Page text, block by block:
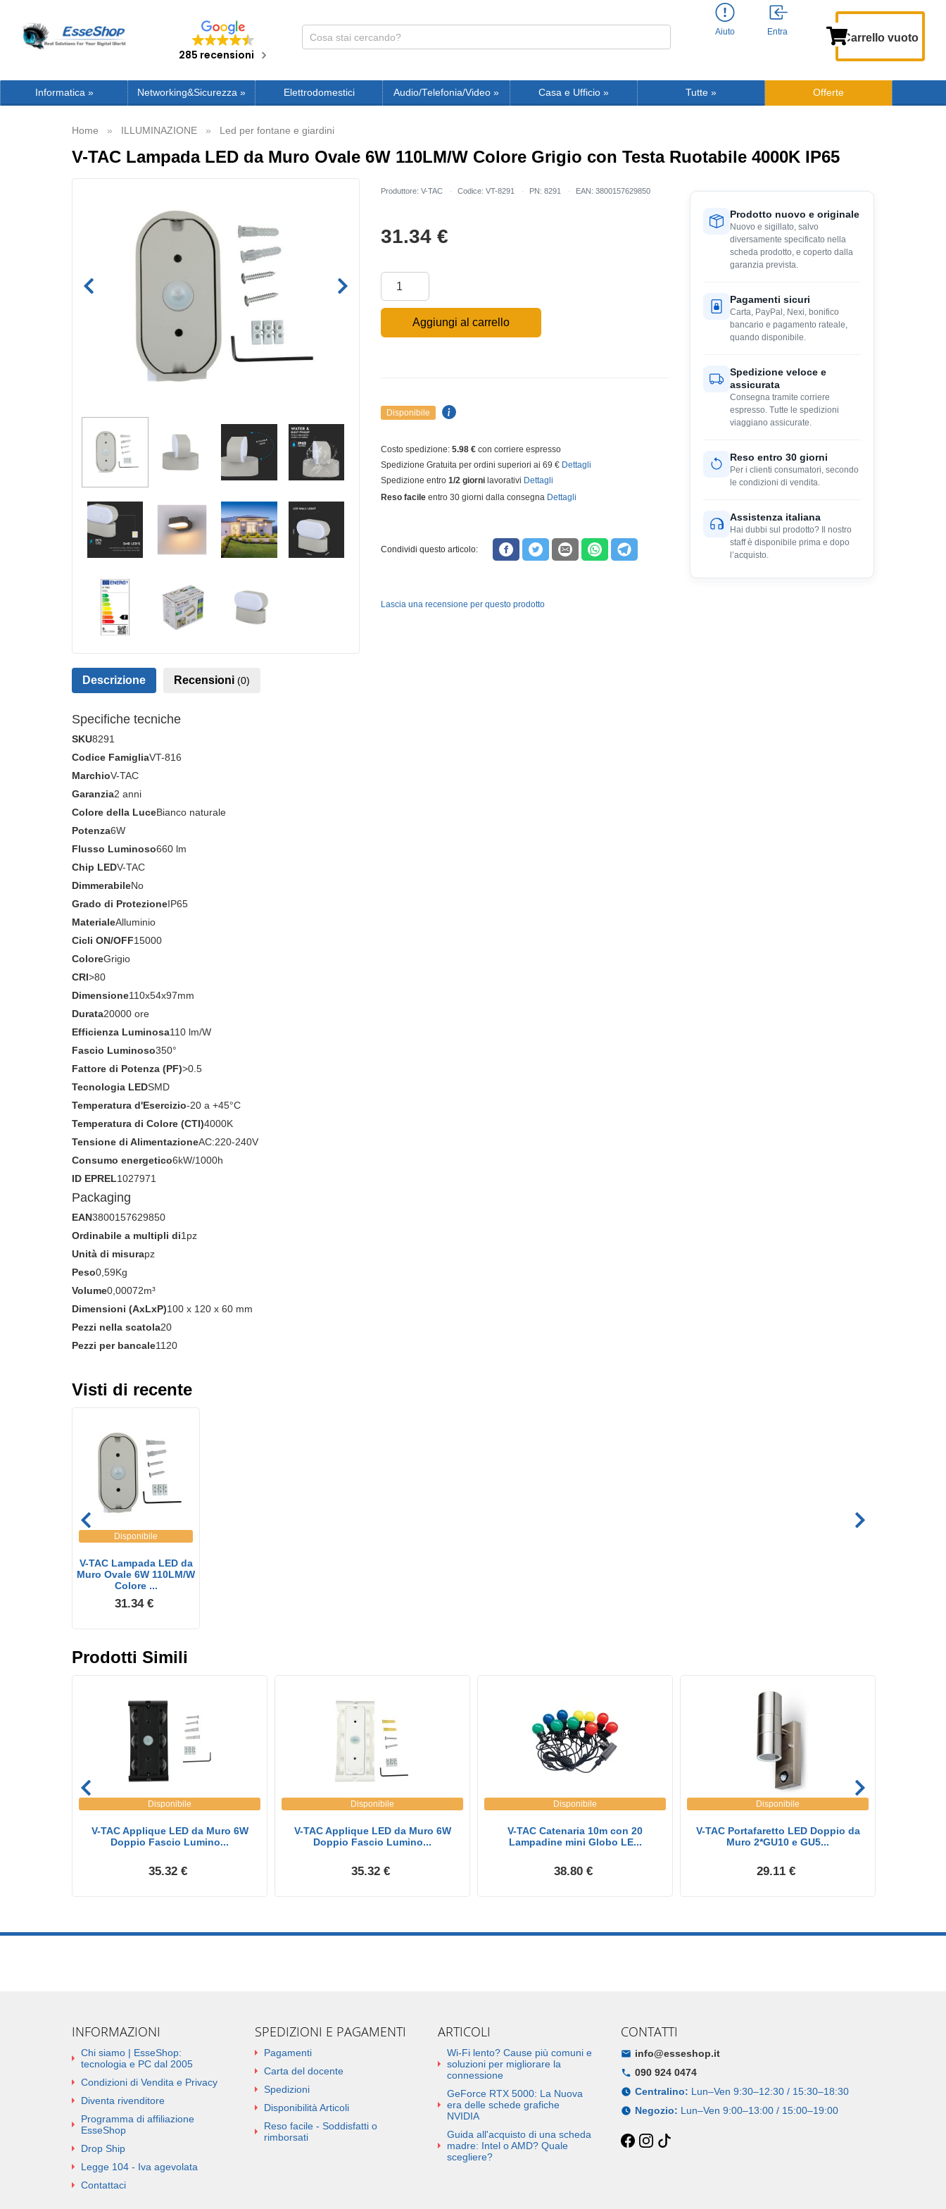
285 recensioni
Aiuto Entra Carrello vuoto
Informatica» Networking&Sicurezza » Elettrodomestici Audio/Telefonia/Video » Casa e Ufficio » Tutte » Offerte
Home ILLUMINAZIONE Led per fontane e giardini
V-TAC Lampada LED da Muro Ovale 6W 110LM/W Colore Grigio con Testa Ruotabile 4000K IP65
Produttore: V-TAC Codice: VT-8291 PN: 8291 EAN: 3800157629850
31.34 €
Aggiungi al carrello
Disponibile
Costo spedizione: 5.98 € con corriere espresso
Spedizione Gratuita per ordini superiori ai 69 € Dettagli
Spedizione entro 1/2 giornilavorativi Dettagli
Reso facileentro 30 giorni dalla consegna Dettagli
Condividi questo articolo:
Lascia una recensione per questo prodotto
Prodotto nuovo e originale
Nuovo e sigillato, salvo
diversamente specificato nella
scheda prodotto, e coperto dalla
garanzia prevista.
Pagamenti sicuri
Carta, PayPal, Nexi, bonifico
bancario e pagamento rateale,
quando disponibile.
Spedizione veloce e
assicurata
Consegna tramite corriere
espresso. Tutte le spedizioni
viaggiano assicurate.
Reso entro 30 giorni
Per i clienti consumatori, secondo
le condizioni di vendita.
Assistenza italiana
Hai dubbi sul prodotto? Il nostro
staff è disponibile prima e dopo
l’acquisto.
Descrizione Recensioni (0)
Specifiche tecniche
SKU8291
Codice FamigliaVT-816
MarchioV-TAC
Garanzia2 anni
Colore della LuceBianco naturale
Potenza6W
Flusso Luminoso660 lm
Chip LEDV-TAC
DimmerabileNo
Grado di ProtezioneIP65
MaterialeAlluminio
Cicli ON/OFF15000
ColoreGrigio
CRI>80
Dimensione110x54x97mm
Durata20000 ore
Efficienza Luminosa110 lm/W
Fascio Luminoso350°
Fattore di Potenza (PF)>0.5
Tecnologia LEDSMD
Temperatura d'Esercizio-20 a +45°C
Temperatura di Colore (CTI)4000K
Tensione di AlimentazioneAC:220-240V
Consumo energetico6kW/1000h
ID EPREL1027971
Packaging
EAN3800157629850
Ordinabile a multipli di1pz
Unità di misurapz
Peso0,59Kg
Volume0,00072m³
Dimensioni (AxLxP)100 x 120 x 60 mm
Pezzi nella scatola20
Pezzi per bancale1120
Visti di recente
Disponibile
V-TAC Lampada LED da
Muro Ovale 6W 110LM/W
Colore ...
31.34 €
Prodotti Simili
Disponibile
V-TAC Applique LED da Muro 6W
Doppio Fascio Lumino...
35.32 €
Disponibile
V-TAC Applique LED da Muro 6W
Doppio Fascio Lumino...
35.32 €
Disponibile
V-TAC Catenaria 10m con 20
Lampadine mini Globo LE...
38.80 €
Disponibile
V-TAC Portafaretto LED Doppio da
Muro 2*GU10 e GU5...
29.11 €
INFORMAZIONI
Chi siamo | EsseShop:
tecnologia e PC dal 2005
Condizioni di Vendita e Privacy
Diventa rivenditore
Programma di affiliazione
EsseShop
Drop Ship
Legge 104 - Iva agevolata
Contattaci
SPEDIZIONI E PAGAMENTI
Pagamenti
Carta del docente
Spedizioni
Disponibilità Articoli
Reso facile - Soddisfatti o
rimborsati
ARTICOLI
Wi-Fi lento? Cause più comuni e
soluzioni per migliorare la
connessione
GeForce RTX 5000: La Nuova
era delle schede grafiche
NVIDIA
Guida all'acquisto di una scheda
madre: Intel o AMD? Quale
scegliere?
CONTATTI
info@esseshop.it
090 924 0474
Centralino: Lun–Ven 9:30–12:30 / 15:30–18:30
Negozio: Lun–Ven 9:00–13:00 / 15:00–19:00